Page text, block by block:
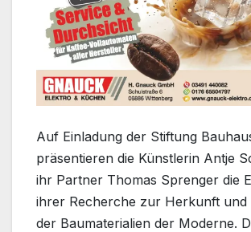
Auf Einladung der Stiftung
präsentieren die Künstlerin Antje
ihr Partner Thomas Sprenger die
ihrer Recherche zur Herkunft und
der Baumaterialien der Moderne.